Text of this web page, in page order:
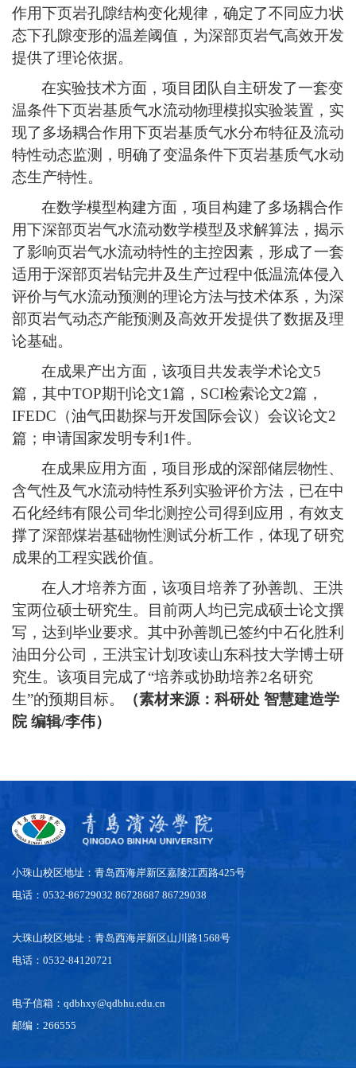
作用下页岩孔隙结构变化规律，确定了不同应力状
态下孔隙变形的温差阈值，为深部页岩气高效开发
提供了理论依据。
在实验技术方面，项目团队自主研发了一套变
温条件下页岩基质气水流动物理模拟实验装置，实
现了多场耦合作用下页岩基质气水分布特征及流动
特性动态监测，明确了变温条件下页岩基质气水动
态生产特性。
在数学模型构建方面，项目构建了多场耦合作
用下深部页岩气水流动数学模型及求解算法，揭示
了影响页岩气水流动特性的主控因素，形成了一套
适用于深部页岩钻完井及生产过程中低温流体侵入
评价与气水流动预测的理论方法与技术体系，为深
部页岩气动态产能预测及高效开发提供了数据及理
论基础。
在成果产出方面，该项目共发表学术论文5
篇，其中TOP期刊论文1篇 ， SCI检索论文2篇，
IFEDC（油气田勘探与开发国际会议）会议论文2
篇；申请国家发明专利1件。
在成果应用方面，项目形成的深部储层物性、
含气性及气水流动特性系列实验评价方法，已在中
石化经纬有限公司华北测控公司得到应用，有效支
撑了深部煤岩基础物性测试分析工作， 体现了研究
成果的工程实践价值。
在人才培养方面，该项目培养了孙善凯、王洪
宝两位硕士研究生。目前两人均已完成硕士论文撰
写，达到毕业要求。其中孙善凯已签约中石化胜利
油田分公司，王洪宝计划攻读山东科技大学博士研
究生。该项目完成了“培养或协助培养2名研究
生”的预期目标。
（素材来源：科研处 智慧建造学
院 编辑/李伟）
小珠山校区地址：青岛西海岸新区嘉陵江西路425号
电话：0532-86729032 86728687 86729038
大珠山校区地址：青岛西海岸新区山川路1568号
电话：0532-84120721
电子信箱：qdbhxy@qdbhu.edu.cn
邮编：266555